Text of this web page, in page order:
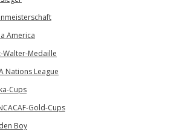
America
Walter-Medaille
Nations League
Cups
Gold-Cups
Boy